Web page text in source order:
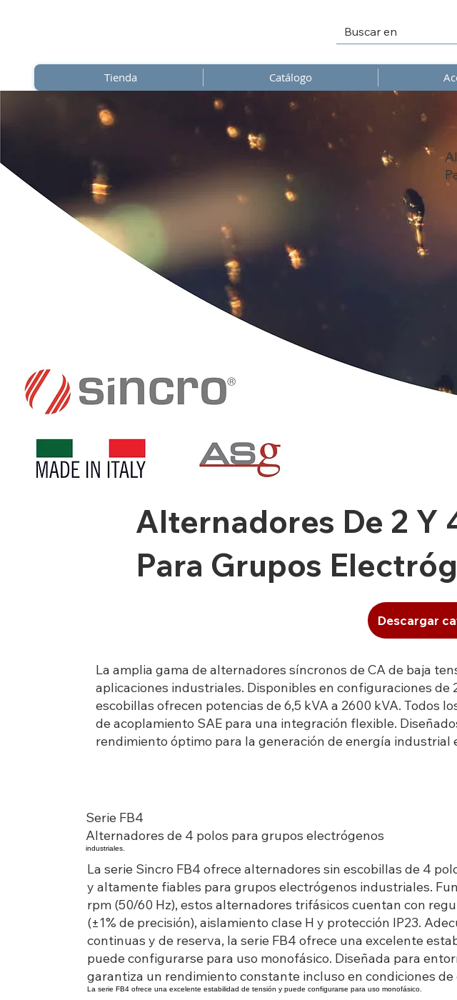
Tienda Catálogo
Alternadores De 2 Y
Para Grupos
Descargar
La amplia gama de alternadores síncronos de CA de baja
aplicaciones industriales. Disponibles en configuraciones
escobillas ofrecen potencias de 6,5 kVA a 2600 kVA. Todos
de acoplamiento SAE para una integración flexible.
rendimiento óptimo para la generación de energía
Serie FB4
Alternadores de 4 polos para grupos electrógenos
industriales.
La serie Sincro FB4 ofrece alternadores sin escobillas de 4
y altamente fiables para grupos electrógenos industriales.
rpm (50/60 Hz), estos alternadores trifásicos cuentan con
(±1% de precisión), aislamiento clase H y protección IP23.
continuas y de reserva, la serie FB4 ofrece una excelente
puede configurarse para uso monofásico. Diseñada para
garantiza un rendimiento constante incluso en condiciones de
La serie FB4 ofrece una excelente estabilidad de tensión y puede configurarse para uso monofásico.